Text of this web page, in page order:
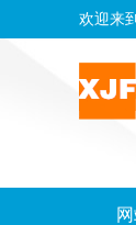
欢迎来